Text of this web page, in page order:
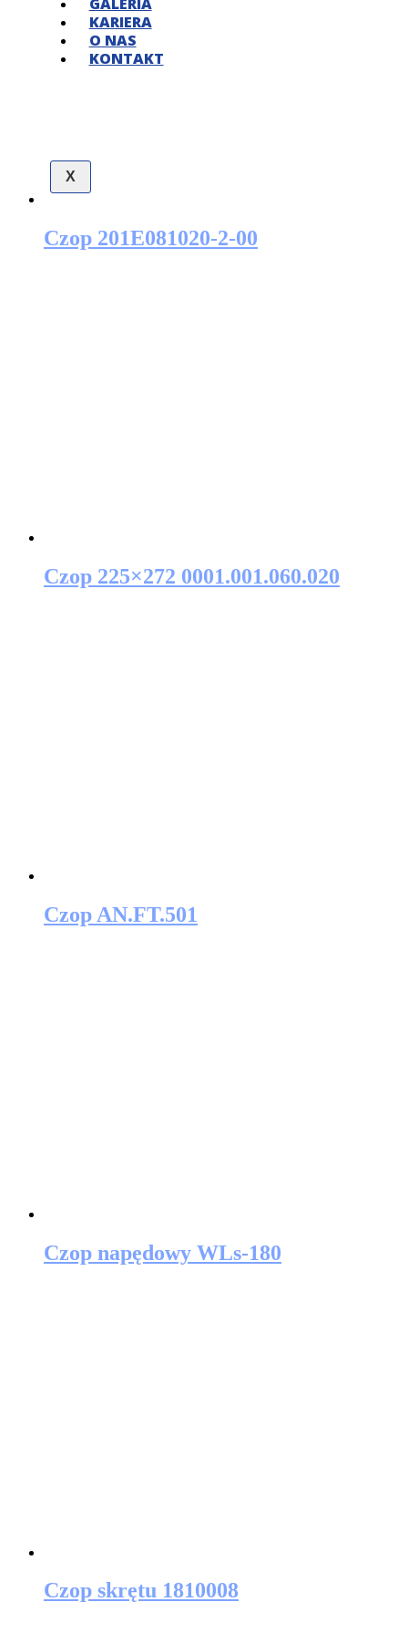
KARIERA
O NAS
KONTAKT
X
Czop 201E081020-2-00
Czop 225×272 0001.001.060.020
Czop AN.FT.501
Czop napędowy WLs-180
Czop skrętu 1810008